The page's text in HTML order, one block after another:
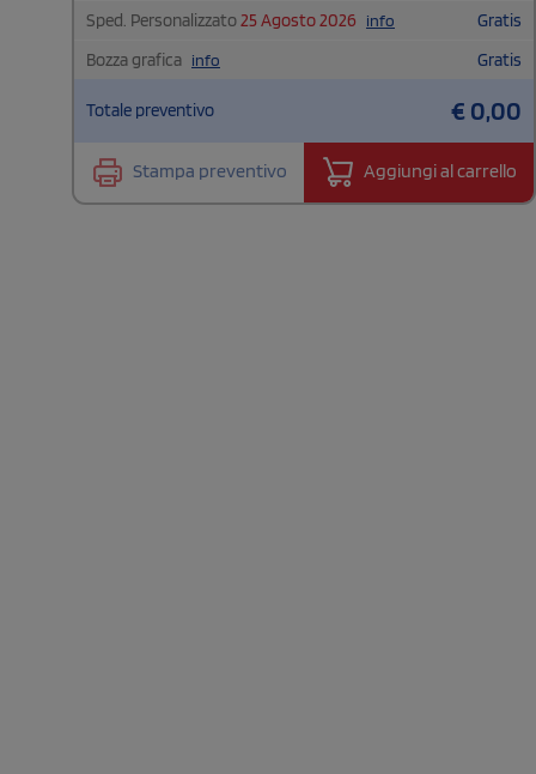
Sped. Personalizzato25 Agosto 2026 info
Gratis
Bozza grafica info Gratis
Totale preventivo €0,00
Stampa preventivo Aggiungi al carrello